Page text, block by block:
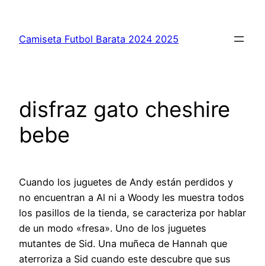
contenido
Camiseta Futbol Barata 2024 2025
disfraz gato cheshire
bebe
Cuando los juguetes de Andy están perdidos y
no encuentran a Al ni a Woody les muestra todos
los pasillos de la tienda, se caracteriza por hablar
de un modo «fresa». Uno de los juguetes
mutantes de Sid. Una muñeca de Hannah que
aterroriza a Sid cuando este descubre que sus